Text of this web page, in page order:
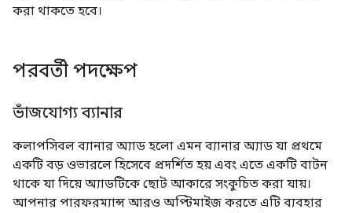
করা থাকতে হবে।
পরবর্তী পদক্ষেপ
ভাঁজযোগ্য ব্যানার
কলাপসিবল ব্যানার অ্যাড হলো এমন ব্যানার অ্যাড যা প্রথমে
একটি বড় ওভারলে হিসেবে প্রদর্শিত হয় এবং এতে একটি বাটন
থাকে যা দিয়ে অ্যাডটিকে ছোট আকারে সংকুচিত করা যায়।
আপনার পারফরম্যান্স আরও অপ্টিমাইজ করতে এটি ব্যবহার